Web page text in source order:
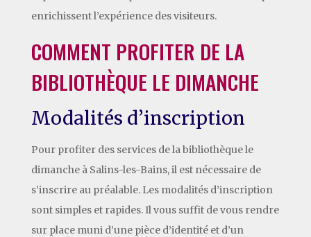
enrichissent l’expérience des visiteurs.
COMMENT PROFITER DE LA
BIBLIOTHÈQUE LE DIMANCHE
Modalités d’inscription
Pour profiter des services de la bibliothèque le
dimanche à Salins-les-Bains, il est nécessaire de
s’inscrire au préalable. Les modalités d’inscription
sont simples et rapides. Il vous suffit de vous rendre
sur place muni d’une pièce d’identité et d’un